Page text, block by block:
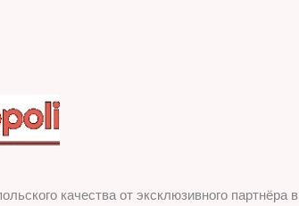
качества от эксклюзивного партнёра в